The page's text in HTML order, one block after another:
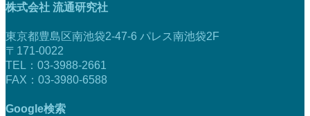
株式会社 流通研究社
東京都豊島区南池袋2-47-6 パレス南池袋2F
〒171-0022
TEL：03-3988-2661
FAX：03-3980-6588
Google検索